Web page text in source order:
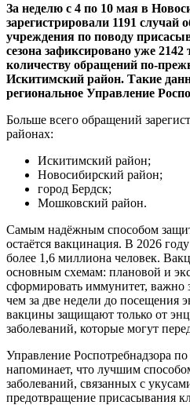
За неделю с 4 по 10 мая в
зарегистрировали 1191
учреждения по поводу
сезона зафиксировано уже
количеству обращений по-
Искитимский район. Такие
региональное Управление
Больше всего обращений
районах:
Искитимский район;
Новосибирский район;
город Бердск;
Мошковский район.
Самым надёжным способом
остаётся вакцинация. В 2026
более 1,6 миллиона человек.
основным схемам: плановой и
сформировать иммунитет, важно
чем за две недели до посещения
вакцины защищают только от
заболеваний, которые могут
Управление Роспотребнадзора
напоминает, что лучшим
заболеваний, связанных с
предотвращение присасывания